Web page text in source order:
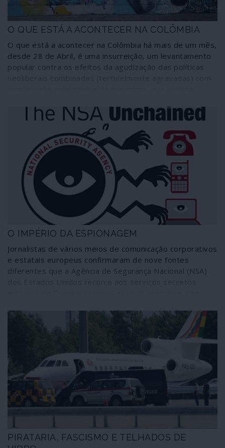
O QUE ESTÁ A ACONTECER NA COLÔMBIA
O que está a acontecer na Colômbia há mais de um mês,
desde 28 de Abril, é uma insurreição, um levantamento
popular contra os efeitos da agudização das políticas
a acontecer na Colômbia é uma resposta brutal do
narco-Estado fascista contra a generalidade da
população através de um aparelho repressivo montado
ao longo de seis décadas e que tem nas forças armadas
o principal suporte, articulando as polícias de segurança,
as unidades móveis de assalto e a entranhada teia de
grupos paramilitares ou esquadrões da morte.
O IMPÉRIO DA ESPIONAGEM
Jornalistas de vários meios de comunicação corporativos
e estatais europeus confirmaram de nove fontes
diferentes que a Agência de Segurança Nacional (NSA)
designadamente França, Alemanha, Suécia, Noruega,
Holanda e do próprio governo dinamarquês. O assunto
não é novo, obviamente, embora seja tratado como tal.
O que fica por apurar é a extensão, profundidade e
alcance deste mecanismo agora comprovado e
denunciado: a investigação incidiu sobre um documento
resultante de uma simples situação numa gigantesca e
ao mesmo tempo capilar malha de devassa.
PIRATARIA, FASCISMO E TELHADOS DE